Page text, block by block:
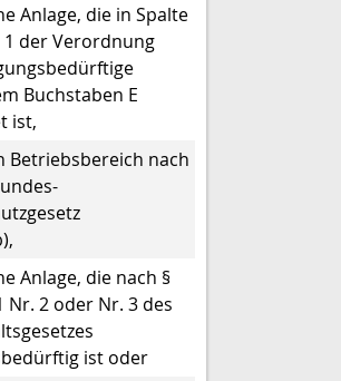
Anlage, die in Spalte
1 der Verordnung
Buchstaben E
ist,
Betriebsbereich nach
Anlage, die nach §
Nr. 2 oder Nr. 3 des
ist oder